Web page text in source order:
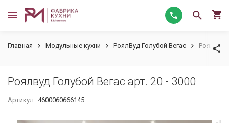
Главная Модульные кухни РоялВуд Голубой Вегас Роялвуд
Роялвуд Голубой Вегас арт. 20 - 3000
Артикул: 4600060666145